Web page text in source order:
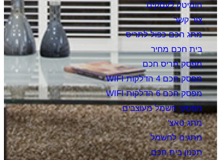
הומיטק לעסקים
צור קשר
מתג חכם כפול לתריס
בית חכם מחיר
מפסק תריס חכם
מפסק חכם 4 הדלקות WIFI
מפסק חכם 6 הדלקות WIFI
מפסקי חשמל מעוצבים
מתג טאצ'
מתגים לחשמל
תכנון בית חכם